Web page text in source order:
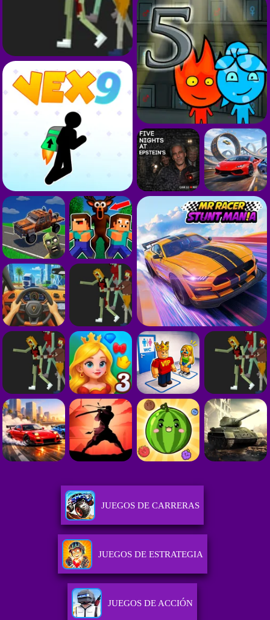
JUEGOS DE CARRERAS
JUEGOS DE ESTRATEGIA
JUEGOS DE ACCIÓN